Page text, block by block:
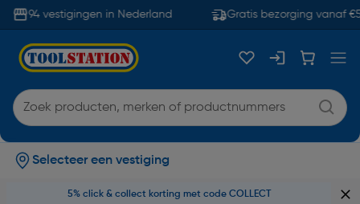
94 vestigingen in Nederland Gratis bezorging vanaf
Selecteer een vestiging
5% click & collect korting met code COLLECT